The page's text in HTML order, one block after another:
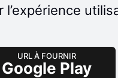
l’expérience
URL À FOURNIR
Google Play